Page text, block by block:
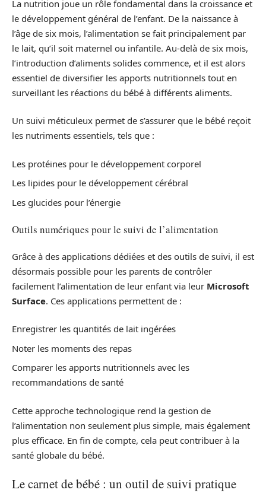
La nutrition joue un rôle fondamental dans la croissance et
le développement général de l’enfant. De la naissance à
l’âge de six mois, l’alimentation se fait principalement par
le lait, qu’il soit maternel ou infantile. Au-delà de six mois,
l’introduction d’aliments solides commence, et il est alors
essentiel de diversifier les apports nutritionnels tout en
surveillant les réactions du bébé à différents aliments.
Un suivi méticuleux permet de s’assurer que le bébé reçoit
les nutriments essentiels, tels que :
Les protéines pour le développement corporel
Les lipides pour le développement cérébral
Les glucides pour l’énergie
Outils numériques pour le suivi de l’alimentation
Grâce à des applications dédiées et des outils de suivi, il est
désormais possible pour les parents de contrôler
facilement l’alimentation de leur enfant via leur Microsoft
Surface. Ces applications permettent de :
Enregistrer les quantités de lait ingérées
Noter les moments des repas
Comparer les apports nutritionnels avec les
recommandations de santé
Cette approche technologique rend la gestion de
l’alimentation non seulement plus simple, mais également
plus efficace. En fin de compte, cela peut contribuer à la
santé globale du bébé.
Le carnet de bébé : un outil de suivi pratique